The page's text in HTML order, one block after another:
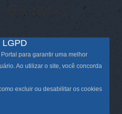
EB Sticky
para garantir uma melhor
Ao utilizar o site, você concorda
excluir ou desabilitar os cookies